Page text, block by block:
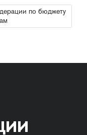
по бюджету